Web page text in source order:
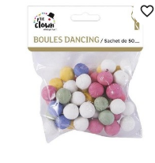
favorite_border